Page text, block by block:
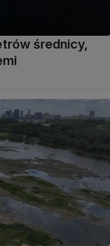
średnicy,